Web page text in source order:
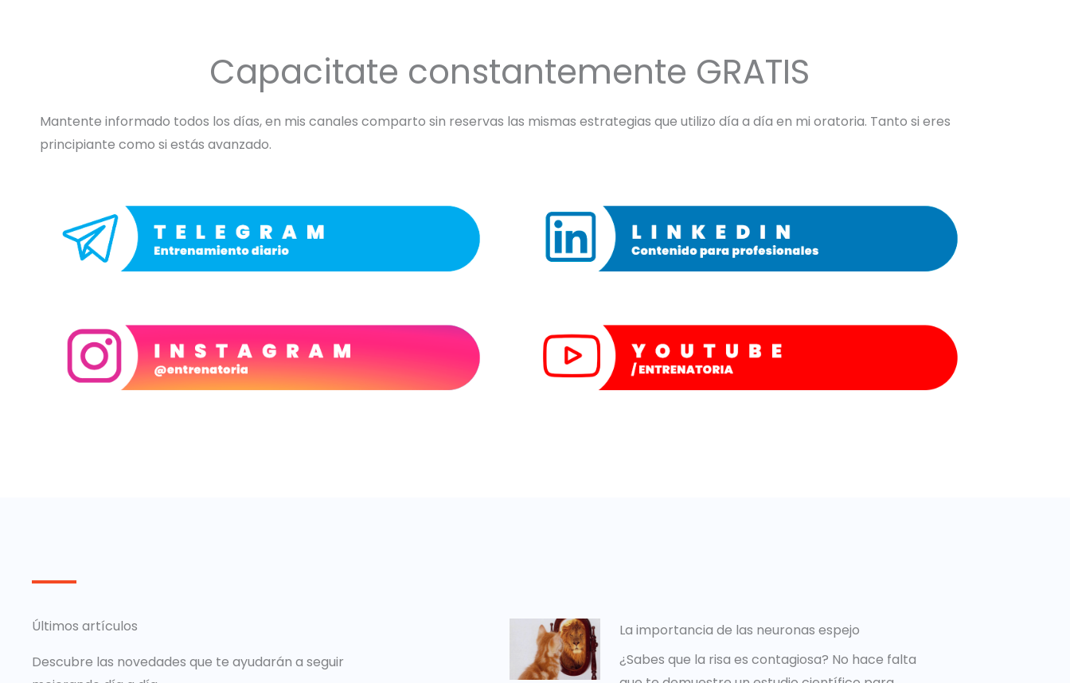
Capacitate constantemente GRATIS
Mantente informado todos los días, en mis canales comparto sin reservas las mismas estrategias que utilizo día a día en mi oratoria. Tanto si eres
principiante como si estás avanzado.
Últimos artículos
Descubre las novedades que te ayudarán a seguir
La importancia de las neuronas espejo
¿Sabes que la risa es contagiosa? No hace falta